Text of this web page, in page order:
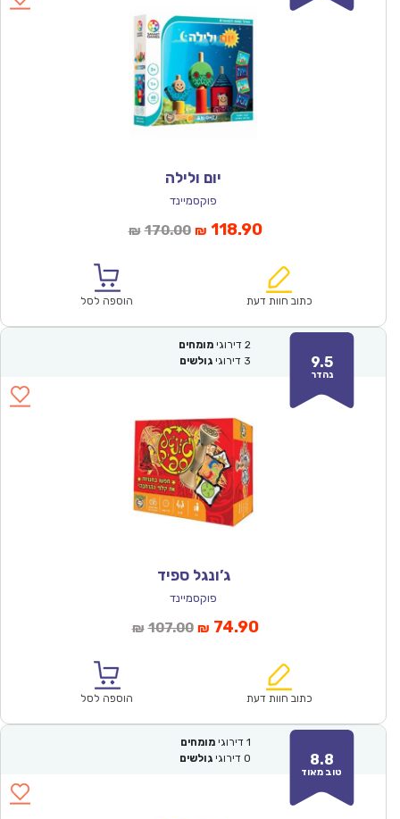
יום ולילה
פוקסמיינד
₪ 170.00המחיר
₪170.00.
₪ 118.90המחיר
הוא:
כתוב חוות דעת הוספה לסל
9.5
נהדר
2 דירוגי מומחים
3 דירוגי גולשים
ג’ונגל ספיד
פוקסמיינד
₪ 107.00המחיר
₪107.00.
₪ 74.90המחיר
הוא:
כתוב חוות דעת הוספה לסל
8.8
טוב מאוד
1 דירוגי מומחים
0 דירוגי גולשים